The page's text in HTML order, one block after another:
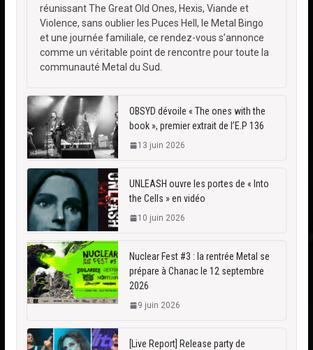
réunissant The Great Old Ones, Hexis, Viande et
Violence, sans oublier les Puces Hell, le Metal Bingo
et une journée familiale, ce rendez-vous s’annonce
comme un véritable point de rencontre pour toute la
communauté Metal du Sud.
OBSYD dévoile « The ones with the
book », premier extrait de l’E.P 136
13 juin 2026
UNLEASH ouvre les portes de « Into
the Cells » en vidéo
10 juin 2026
Nuclear Fest #3 : la rentrée Metal se
prépare à Chanac le 12 septembre
2026
9 juin 2026
[Live Report] Release party de